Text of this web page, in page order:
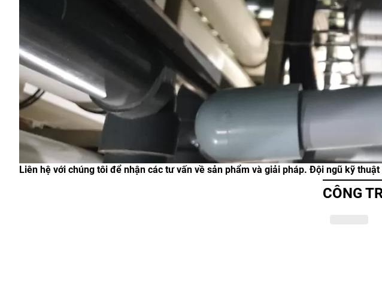
Liên hệ với chúng tôi để nhận các tư vấn về sản phẩm và giải pháp. Đội ngũ kỹ
CÔNG